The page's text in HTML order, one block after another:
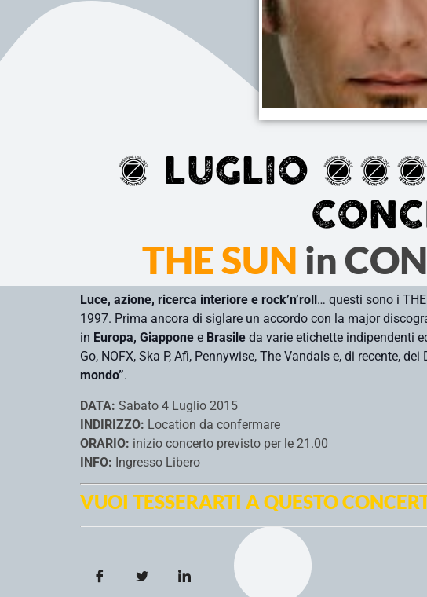
4 LUGLIO
THE SUN in
Luce, azione, ricerca interiore e rock’n’roll … questi sono i
1997. Prima ancora di siglare un accordo con la major
in Europa, Giappone e Brasile da varie etichette indipendenti
Go, NOFX, Ska P, Afi, Pennywise, The Vandals e, di recente,
mondo”.
DATA: Sabato 4 Luglio 2015
INDIRIZZO: Location da confermare
ORARIO: inizio concerto previsto per le 21.00
INFO: Ingresso Libero
VUOI TESSERARTI A QUESTO